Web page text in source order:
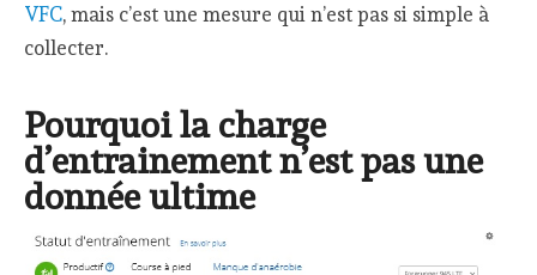
VFC, mais c’est une mesure qui n’est pas si simple à
collecter.
Pourquoi la charge
d’entrainement n’est pas une
donnée ultime